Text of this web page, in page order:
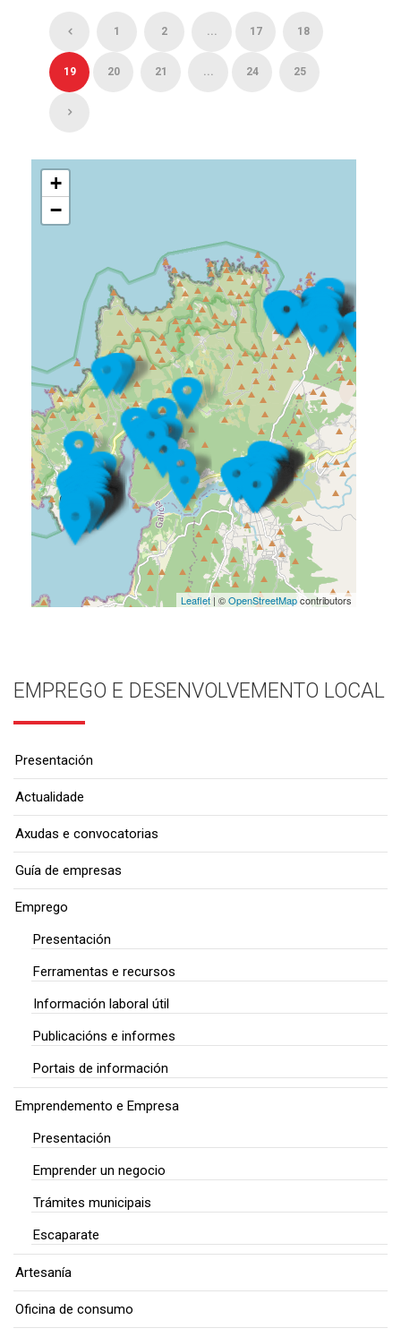
1 2 ... 17 18
19 20 21 ... 24 25
+
−
Leaflet| ©OpenStreetMapcontributors
EMPREGO E DESENVOLVEMENTO LOCAL
Presentación
Actualidade
Axudas e convocatorias
Guía de empresas
Emprego
Presentación
Ferramentas e recursos
Información laboral útil
Publicacións e informes
Portais de información
Emprendemento e Empresa
Presentación
Emprender un negocio
Trámites municipais
Escaparate
Artesanía
Oficina de consumo